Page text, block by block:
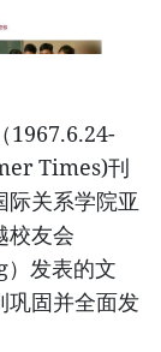
1967.6.24-
Times)刊
际关系学院亚
校友会
）发表的文
巩固并全面发